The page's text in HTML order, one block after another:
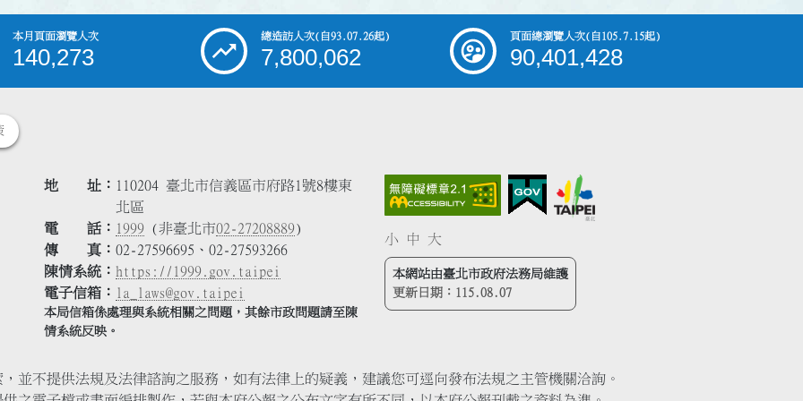
本月頁面瀏覽人次
140,273
總造訪人次(自93.07.26起)
7,800,062
頁面總瀏覽人次(自105.7.15起)
90,401,428
地 址
110204 臺北市信義區市府路1號8樓東
北區
電 話
1999 (非臺北市02-27208889)
傳 真
02-27596695、02-27593266
陳情系統
https://1999.gov.taipei
電子信箱
la_laws@gov.taipei
本局信箱係處理與系統相關之問題，其餘市政問題請至陳
情系統反映。
小 中 大
本網站由臺北市政府法務局維護
更新日期： 115.08.07
並不提供法規及法律諮詢之服務，如有法律上的疑義，建議您可逕向發布法規之主管機關洽詢。